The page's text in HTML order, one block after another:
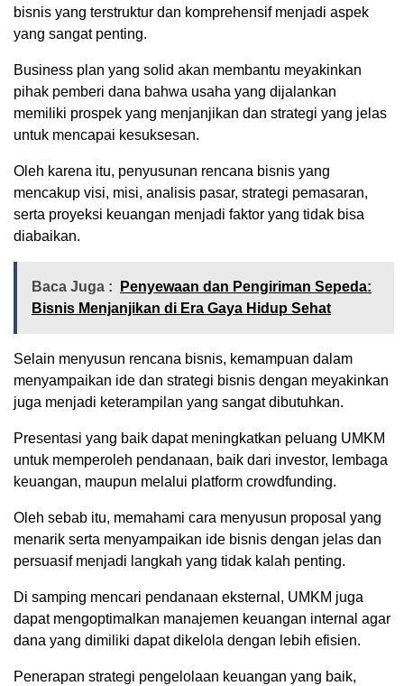
bisnis yang terstruktur dan komprehensif menjadi aspek
yang sangat penting.
Business plan yang solid akan membantu meyakinkan
pihak pemberi dana bahwa usaha yang dijalankan
memiliki prospek yang menjanjikan dan strategi yang jelas
untuk mencapai kesuksesan.
Oleh karena itu, penyusunan rencana bisnis yang
mencakup visi, misi, analisis pasar, strategi pemasaran,
serta proyeksi keuangan menjadi faktor yang tidak bisa
diabaikan.
Baca Juga :
Penyewaan dan Pengiriman Sepeda:
Bisnis Menjanjikan di Era Gaya Hidup Sehat
Selain menyusun rencana bisnis, kemampuan dalam
menyampaikan ide dan strategi bisnis dengan meyakinkan
juga menjadi keterampilan yang sangat dibutuhkan.
Presentasi yang baik dapat meningkatkan peluang UMKM
untuk memperoleh pendanaan, baik dari investor, lembaga
keuangan, maupun melalui platform crowdfunding.
Oleh sebab itu, memahami cara menyusun proposal yang
menarik serta menyampaikan ide bisnis dengan jelas dan
persuasif menjadi langkah yang tidak kalah penting.
Di samping mencari pendanaan eksternal, UMKM juga
dapat mengoptimalkan manajemen keuangan internal agar
dana yang dimiliki dapat dikelola dengan lebih efisien.
Penerapan strategi pengelolaan keuangan yang baik,